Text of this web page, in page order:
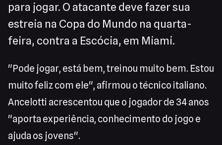
para jogar. O atacante deve fazer sua
estreia na Copa do Mundo na quarta-
feira, contra a Escócia, em Miami.
"Pode jogar, está bem, treinou muito bem. Estou
muito feliz com ele", afirmou o técnico italiano.
Ancelotti acrescentou que o jogador de 34 anos
"aporta experiência, conhecimento do jogo e
ajuda os jovens".